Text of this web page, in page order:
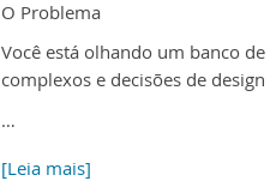
O Problema
Você está olhando um banco
complexos e decisões de
…
[Leia mais]